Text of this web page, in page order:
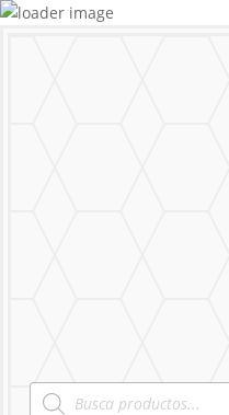
Products
search